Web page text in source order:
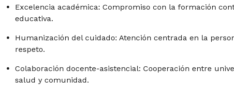
Excelencia académica: Compromiso con la formación
educativa.
Humanización del cuidado: Atención centrada en la
respeto.
Colaboración docente-asistencial: Cooperación entre
salud y comunidad.